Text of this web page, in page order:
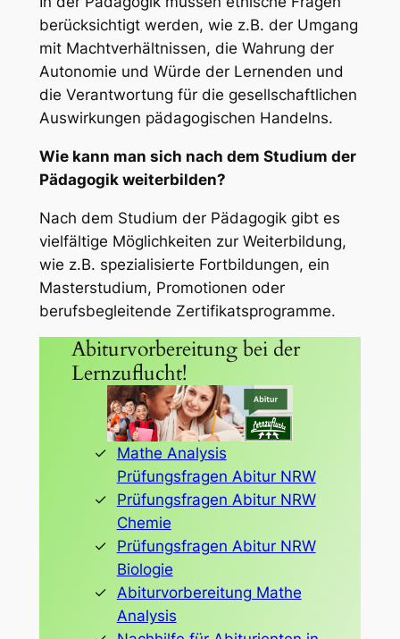
berücksichtigt werden, wie z.B. der Umgang
mit Machtverhältnissen, die Wahrung der
Autonomie und Würde der Lernenden und
die Verantwortung für die gesellschaftlichen
Auswirkungen pädagogischen Handelns.
Wie kann man sich nach dem Studium der
Pädagogik weiterbilden?
Nach dem Studium der Pädagogik gibt es
vielfältige Möglichkeiten zur Weiterbildung,
wie z.B. spezialisierte Fortbildungen, ein
Masterstudium, Promotionen oder
berufsbegleitende Zertifikatsprogramme.
Abiturvorbereitung bei der
Lernzuflucht!
Mathe Analysis
Prüfungsfragen Abitur NRW
Prüfungsfragen Abitur NRW
Chemie
Prüfungsfragen Abitur NRW
Biologie
Abiturvorbereitung Mathe
Analysis